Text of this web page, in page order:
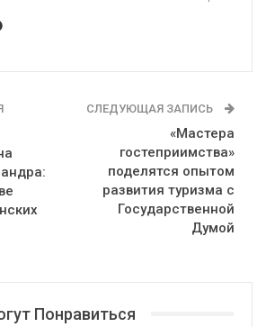
СЛЕДУЮЩАЯ ЗАПИСЬ
«Мастера
гостеприимства»
поделятся опытом
развития туризма с
Государственной
Думой
Понравиться